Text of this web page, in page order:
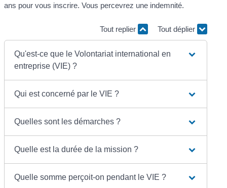
ans pour vous inscrire. Vous percevrez une indemnité.
Tout replier Tout déplier
Qu'est-ce que le Volontariat international en
entreprise (VIE) ?
Qui est concerné par le VIE ?
Quelles sont les démarches ?
Quelle est la durée de la mission ?
Quelle somme perçoit-on pendant le VIE ?